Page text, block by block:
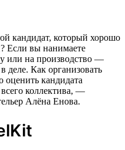
кандидат, который хорошо
Если вы нанимаете
или на производство —
деле. Как организовать
оценить кандидата
коллектива, —
Алёна Енова.